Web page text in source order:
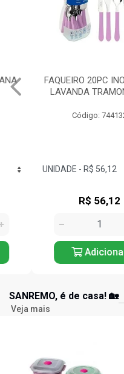
FAQUEIRO 20PC INOX LEME
LAVANDA TRAMONTINA
Código: 744132
R$ 56,12
Adicionar
SANREMO, é de casa! 🏡
Veja mais